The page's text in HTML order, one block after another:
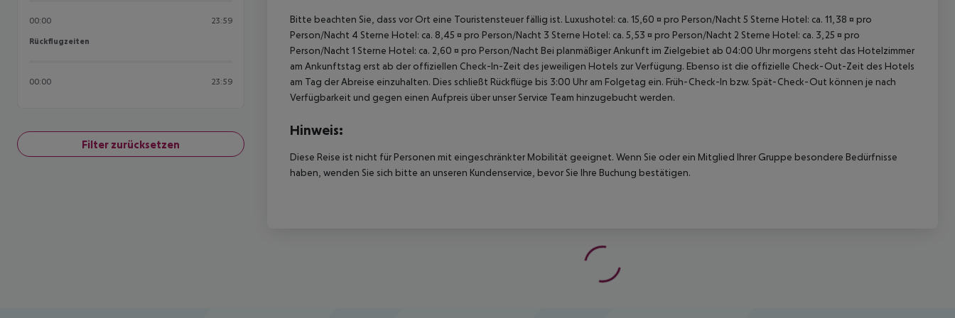
00:00 23:59
Rückflugzeiten
Rückflugzeiten
00:00 23:59
Filter zurücksetzen
Bitte beachten Sie, dass vor Ort eine Touristensteuer fällig ist. Luxushotel: ca. 15,60 ¤ pro Person/Nacht 5 Sterne Hotel: ca. 11,38 ¤ pro
Person/Nacht 4 Sterne Hotel: ca. 8,45 ¤ pro Person/Nacht 3 Sterne Hotel: ca. 5,53 ¤ pro Person/Nacht 2 Sterne Hotel: ca. 3,25 ¤ pro
Person/Nacht 1 Sterne Hotel: ca. 2,60 ¤ pro Person/Nacht Bei planmäßiger Ankunft im Zielgebiet ab 04:00 Uhr morgens steht das Hotelzimmer
am Ankunftstag erst ab der offiziellen Check-In-Zeit des jeweiligen Hotels zur Verfügung. Ebenso ist die offizielle Check-Out-Zeit des Hotels
am Tag der Abreise einzuhalten. Dies schließt Rückflüge bis 3:00 Uhr am Folgetag ein. Früh-Check-In bzw. Spät-Check-Out können je nach
Verfügbarkeit und gegen einen Aufpreis über unser Service Team hinzugebucht werden.
Hinweis:
Diese Reise ist nicht für Personen mit eingeschränkter Mobilität geeignet. Wenn Sie oder ein Mitglied Ihrer Gruppe besondere Bedürfnisse
haben, wenden Sie sich bitte an unseren Kundenservice, bevor Sie Ihre Buchung bestätigen.